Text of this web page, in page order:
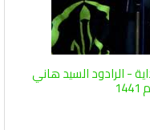
- الرادود السيد هاني